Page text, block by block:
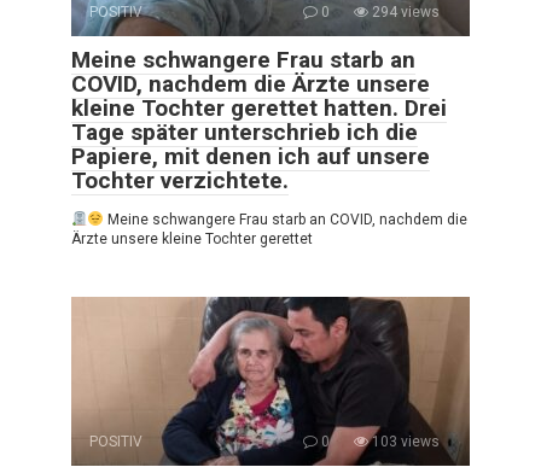
POSITIV 0 294 views
Meine schwangere Frau starb an
COVID, nachdem die Ärzte unsere
kleine Tochter gerettet hatten. Drei
Tage später unterschrieb ich die
Papiere, mit denen ich auf unsere
Tochter verzichtete.
Meine schwangere Frau starb an COVID, nachdem die
Ärzte unsere kleine Tochter gerettet
POSITIV 0 103 views